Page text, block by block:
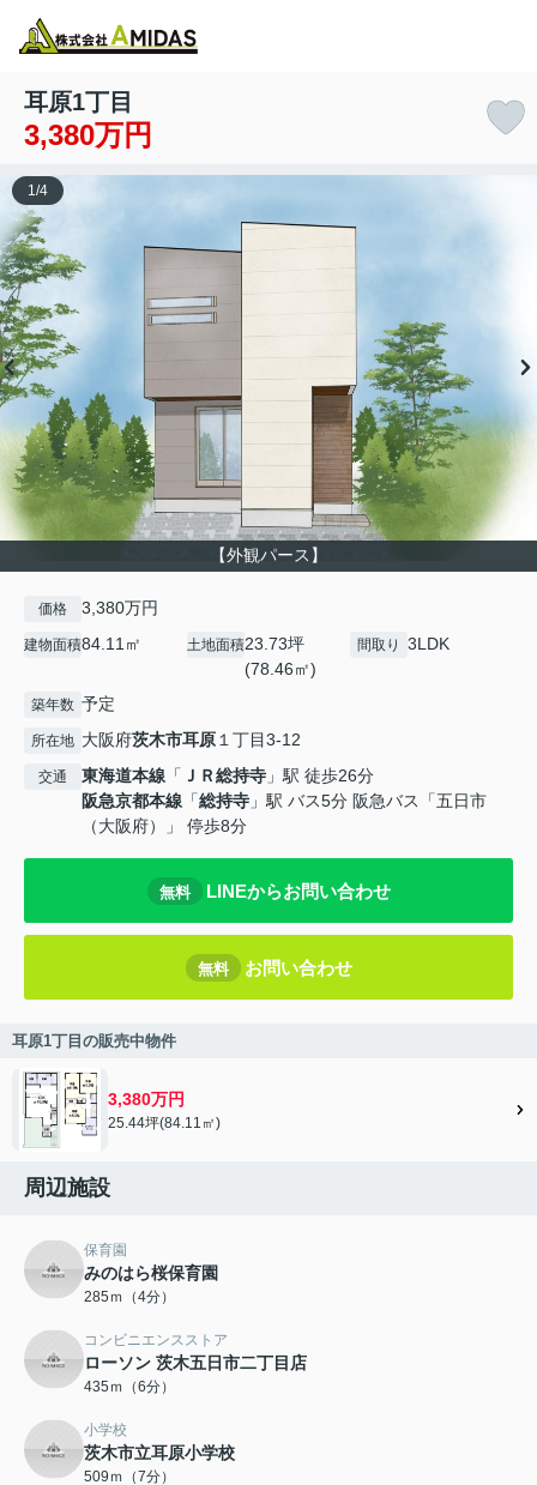
耳原1丁目
3,380万円
【外観パース】
1 /4
価格 3,380万円
建物面積84.11㎡ 土地面積23.73坪
(78.46㎡)
間取り 3LDK
築年数 予定
所在地 大阪府茨木市耳原 １丁目3-12
交通 東海道本線 「 ＪＲ総持寺 」駅 徒歩26分
阪急京都本線 「総持寺 」駅 バス5分 阪急バス「五日市
（大阪府）」 停歩8分
無料 LINEからお問い合わせ
無料 お問い合わせ
耳原1丁目の販売中物件
3,380万円
25.44坪(84.11㎡)
周辺施設
保育園
みのはら桜保育園
285ｍ（4分）
コンビニエンスストア
ローソン 茨木五日市二丁目店
435ｍ（6分）
小学校
茨木市立耳原小学校
509ｍ（7分）